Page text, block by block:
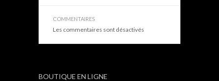
COMMENTAIRES
Les commentaires sont désactivés
BOUTIQUE EN LIGNE